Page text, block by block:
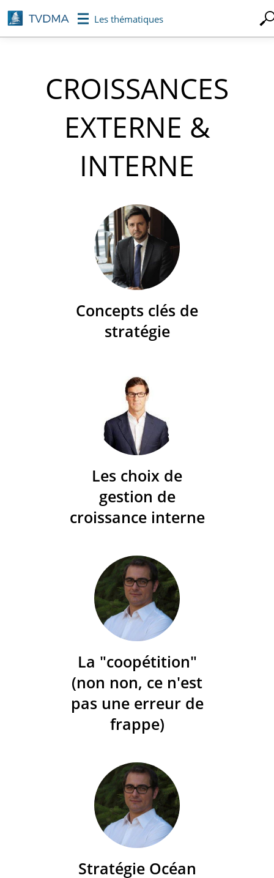
Aller
au
contenu
Les thématiques
CROISSANCES
EXTERNE &
INTERNE
Concepts clés de
stratégie
Les choix de
gestion de
croissance interne
La "coopétition"
(non non, ce n'est
pas une erreur de
frappe)
Stratégie Océan